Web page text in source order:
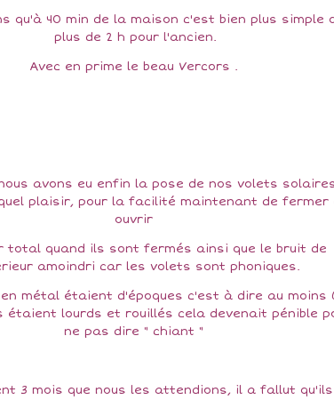
qu'à 40 min de la maison c'est bien plus simple
plus de 2 h pour l'ancien.
Avec en prime le beau Vercors .
avons eu enfin la pose de nos volets
plaisir, pour la facilité maintenant de fermer
ouvrir
total quand ils sont fermés ainsi que le bruit de
amoindri car les volets sont phoniques.
métal étaient d'époques c'est à dire au moins
étaient lourds et rouillés cela devenait pénible
ne pas dire " chiant "
3 mois que nous les attendions, il a fallut qu'ils